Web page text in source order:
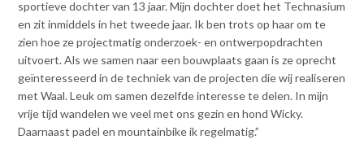
sportieve dochter van 13 jaar. Mijn dochter doet het Technasium
en zit inmiddels in het tweede jaar. Ik ben trots op haar om te
zien hoe ze projectmatig onderzoek- en ontwerpopdrachten
uitvoert. Als we samen naar een bouwplaats gaan is ze oprecht
geïnteresseerd in de techniek van de projecten die wij realiseren
met Waal. Leuk om samen dezelfde interesse te delen. In mijn
vrije tijd wandelen we veel met ons gezin en hond Wicky.
Daarnaast padel en mountainbike ik regelmatig.”